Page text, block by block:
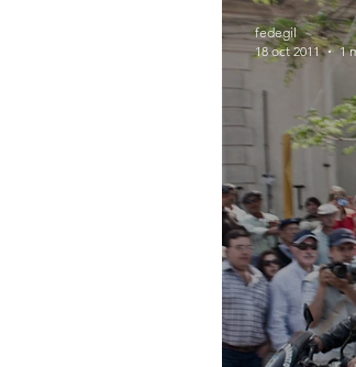
fedegil
18 oct 2011
1